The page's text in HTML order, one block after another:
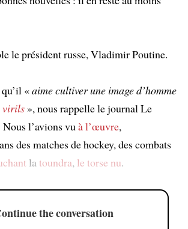
le président russe, Vladimir Poutine.
«aime cultiver une image d’homme
virils», nous rappelle le journal Le
l’avions vuà l’œuvre,
des matches de hockey, des combats
latoundra, le torse nu.
the conversation